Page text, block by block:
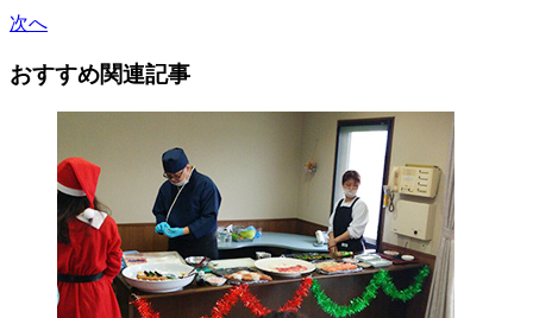
次へ
おすすめ関連記事